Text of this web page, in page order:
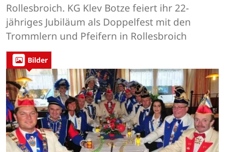
Rollesbroich. KG Klev Botze feiert ihr 22-
jähriges Jubiläum als Doppelfest mit den
Trommlern und Pfeifern in Rollesbroich
Bilder